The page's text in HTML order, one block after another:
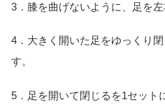
3．膝を曲げないように、足を左
4．大きく開いた足をゆっくり
す。
5．足を開いて閉じるを1セット